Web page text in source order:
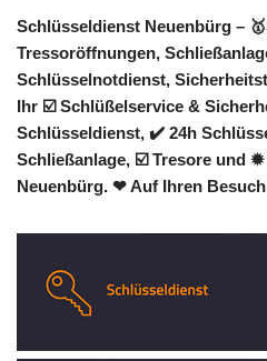
Schlüsseldienst Neuenbürg –
Tressoröffnungen,
Schlüsselnotdienst,
Ihr ☑️ Schlüßelservice &
Schlüsseldienst, ✔️ 24h
Schließanlage, ☑️ Tresore und
Neuenbürg. ❤ Auf Ihren